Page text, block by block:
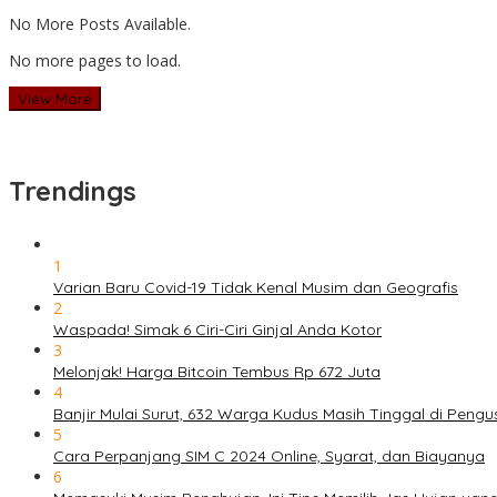
No More Posts Available.
No more pages to load.
View More
Trendings
1
Varian Baru Covid-19 Tidak Kenal Musim dan Geografis
2
Waspada! Simak 6 Ciri-Ciri Ginjal Anda Kotor
3
Melonjak! Harga Bitcoin Tembus Rp 672 Juta
4
Banjir Mulai Surut, 632 Warga Kudus Masih Tinggal di
5
Cara Perpanjang SIM C 2024 Online, Syarat, dan Biayanya
6